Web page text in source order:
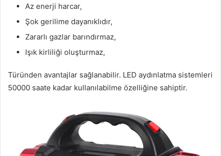
Az enerji harcar,
Şok gerilime dayanıklıdır,
Zararlı gazlar barındırmaz,
Işık kirliliği oluşturmaz,
Türünden avantajlar sağlanabilir. LED aydınlatma sistemleri
50000 saate kadar kullanılabilme özelliğine sahiptir.